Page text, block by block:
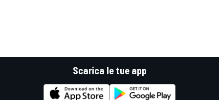
Scarica le tue app